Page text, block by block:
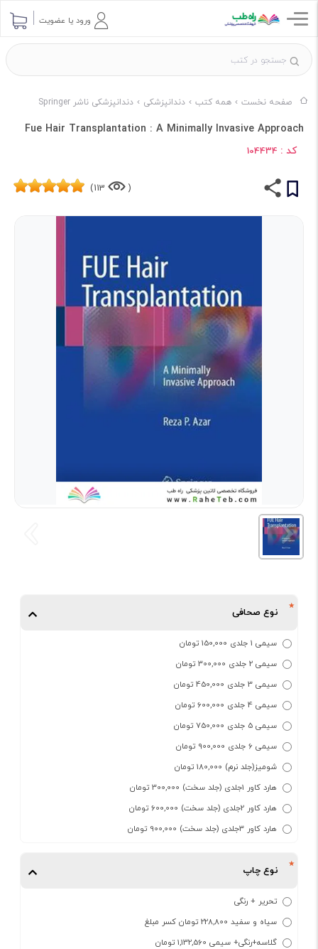
ورود یا عضویت
صفحه نخست همه کتب دندانپزشکی دندانپزشکی ناشر Springer
Fue Hair Transplantation : A Minimally Invasive Approach
کد : 104434
(
113)
نوع صحافی
سیمی 1 جلدی 150,000 تومان
سیمی 2 جلدی 300,000 تومان
سیمی 3 جلدی 450,000 تومان
سیمی 4 جلدی 600,000 تومان
سیمی 5 جلدی 750,000 تومان
سیمی 6 جلدی 900,000 تومان
شومیز(جلد نرم) 180,000 تومان
هارد کاور 1جلدی (جلد سخت) 300,000 تومان
هارد کاور 2جلدی (جلد سخت) 600,000 تومان
هارد کاور 3جلدی (جلد سخت) 900,000 تومان
نوع چاپ
تحریر + رنگی
سیاه و سفید 228,800 تومان کسر مبلغ
گلاسه+رنگی+ سیمی 1,132,560 تومان